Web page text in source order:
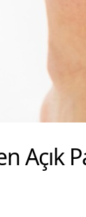
Açık